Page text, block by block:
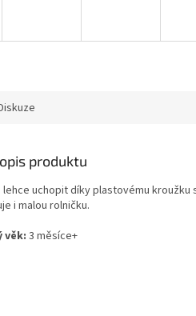
produktu
uchopit díky plastovému kroužku
i malou rolničku.
věk: 3 měsíce+